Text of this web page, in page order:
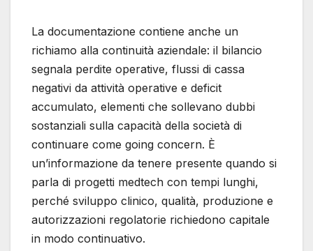
La documentazione contiene anche un
richiamo alla continuità aziendale: il bilancio
segnala perdite operative, flussi di cassa
negativi da attività operative e deficit
accumulato, elementi che sollevano dubbi
sostanziali sulla capacità della società di
continuare come going concern. È
un’informazione da tenere presente quando si
parla di progetti medtech con tempi lunghi,
perché sviluppo clinico, qualità, produzione e
autorizzazioni regolatorie richiedono capitale
in modo continuativo.